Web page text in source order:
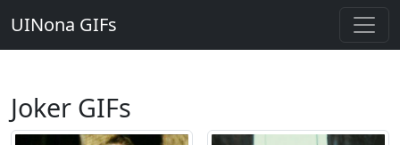
UINona GIFs
Joker GIFs